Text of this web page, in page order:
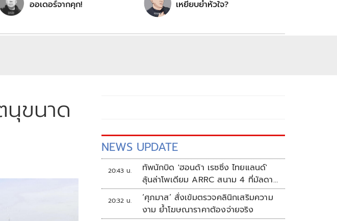
ออเดอร์จากคุก! เหยียบย่ำหัวใจ?
นุขนาด
NEWS UPDATE
20:43 น.
ทัพนักบิด 'ฮอนด้า เรซซิ่ง ไทยแลนด์'
ลุ้นล่าโพเดียม ARRC สนาม 4 ที่มัลดาลิ
กา
20:32 น.
‘ศุภมาส’ สั่งเข้มตรวจคลินิกเสริมความ
งาม ย้ำโฆษณาราคาต้องจ่ายจริง